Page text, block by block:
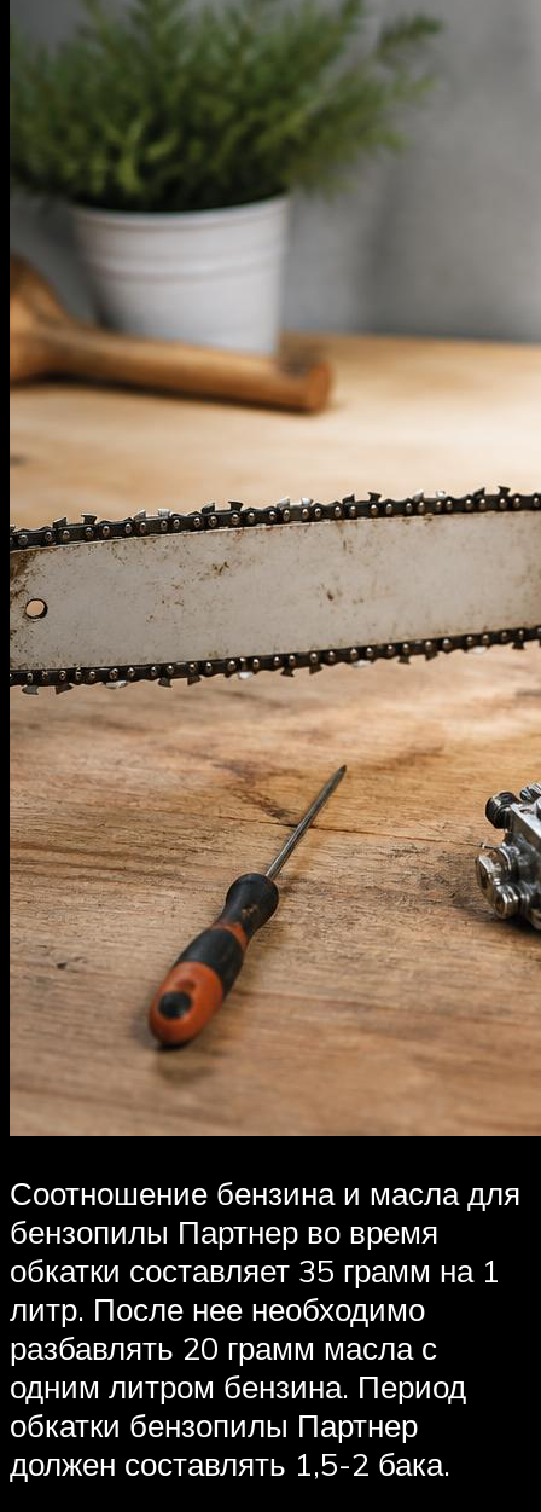
Соотношение бензина и масла для
бензопилы Партнер во время
обкатки составляет 35 грамм на 1
литр. После нее необходимо
разбавлять 20 грамм масла с
одним литром бензина. Период
обкатки бензопилы Партнер
должен составлять 1,5-2 бака.